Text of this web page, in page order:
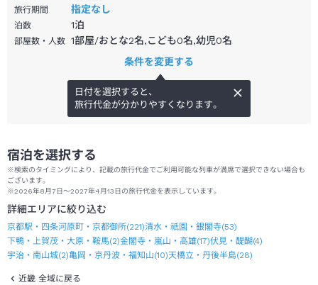
旅行期間 指定なし
泊数 1泊
部屋数・人数 1部屋/おとな2名,こども0名,幼児0名
条件を変更する
日付を選択すると、
旅行代金が分かりやすくなります。
宿泊を選択する
※検索のタイミングにより、記載の旅行代金でご利用可能な列車が満席で選択できない場合も
ございます。
※2026年8月7日～2027年4月13日の旅行代金を表示しています。
詳細エリアに絞り込む
京都駅・四条河原町・京都御所(221)清水・祇園・銀閣寺(53)
下鴨・上賀茂・大原・鞍馬(2)金閣寺・嵐山・高雄(17)伏見・醍醐(4)
宇治・南山城(2)亀岡・京丹波・福知山(10)天橋立・丹後半島(28)
近畿 全域に戻る